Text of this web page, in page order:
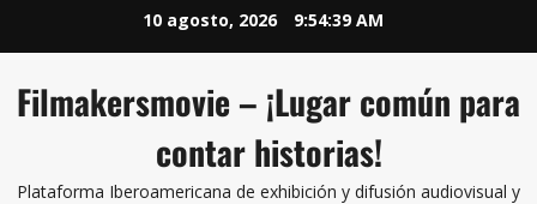
10 agosto, 2026 9:54:40 AM
Filmakersmovie – ¡Lugar común para
contar historias!
Plataforma Iberoamericana de exhibición y difusión audiovisual y